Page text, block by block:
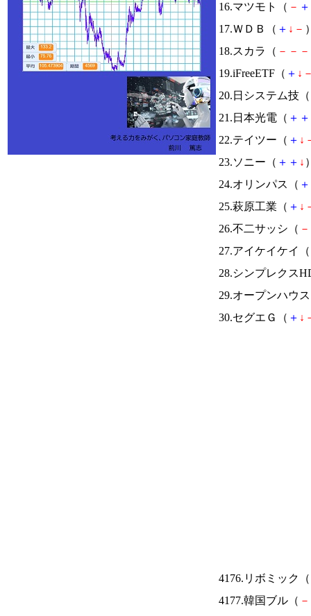
16.マツモト（ － ＋
17.ＷＤＢ（ ＋ ↓ －
18.スカラ（ － － －
19.iFreeETF（ ＋ ↓
20.日システム技（
21.日本光電（ ＋ ＋
22.テイツー（ ＋ ↓
23.ソニー（ ＋ ＋ ↓
24.オリンパス（ ＋
25.萩原工業（ ＋ ↓
26.不二サッシ（ －
27.アイケイケイ（
28.シンプレクス
29.オープンハウ
30.セグエＧ（ ＋ ↓
4176.リボミック（
4177.韓国ブル（ －